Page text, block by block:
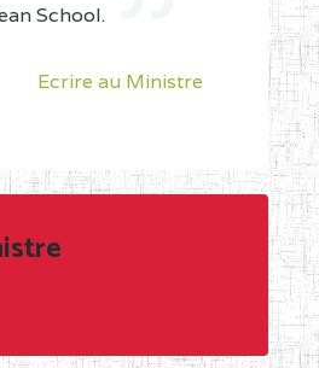
School.
Ecrire au Ministre